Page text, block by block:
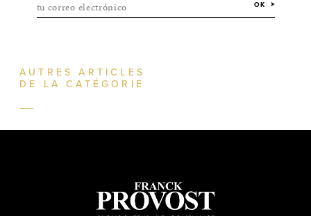
tu correo electrónico OK
AUTRES ARTICLES
DE LA CATÉGORIE